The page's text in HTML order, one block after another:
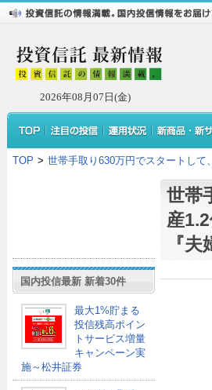
2026年08月07日(金)
TOP > 世帯手取り630万円でスタートし
国内投信最新 新着30件
最大1%貯まる
投信残高ポイン
トサービス増量
キャンペーン実
施～松井証券
世帯
産
『